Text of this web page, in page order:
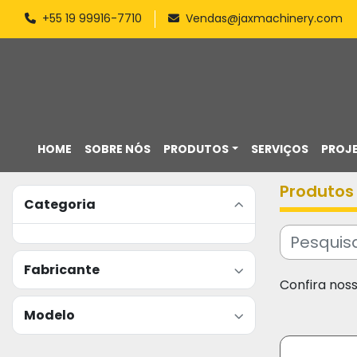
+55 19 99916-7710 Vendas@jaxmachinery.com
HOME PRODUTOS
SOBRE NÓS SERVIÇOS
Categoria
Fabricante
Modelo
Produtos
Confira